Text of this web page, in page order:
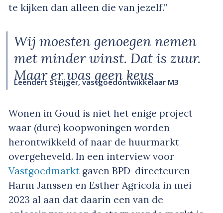
te kijken dan alleen die van jezelf.”
Wij moesten genoegen nemen
met minder winst. Dat is zuur.
Maar er was geen keus
Leendert Steijger, vastgoedontwikkelaar M3
Wonen in Goud is niet het enige project
waar (dure) koopwoningen worden
herontwikkeld of naar de huurmarkt
overgeheveld. In een interview voor
Vastgoedmarkt gaven BPD-directeuren
Harm Janssen en Esther Agricola in mei
2023 al aan dat daarin een van de